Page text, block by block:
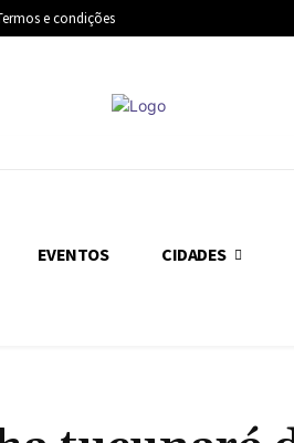
e condições
EVENTOS CIDADES